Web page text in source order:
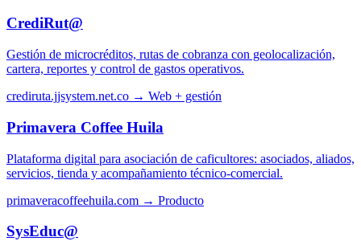
CrediRut@
Gestión de microcréditos, rutas de cobranza con geolocalización,
cartera, reportes y control de gastos operativos.
crediruta.jjsystem.net.co → Web + gestión
Primavera Coffee Huila
Plataforma digital para asociación de caficultores: asociados, aliados,
servicios, tienda y acompañamiento técnico-comercial.
primaveracoffeehuila.com → Producto
SysEduc@